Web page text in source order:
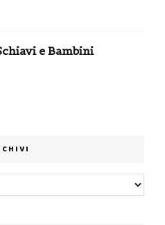
e Bambini